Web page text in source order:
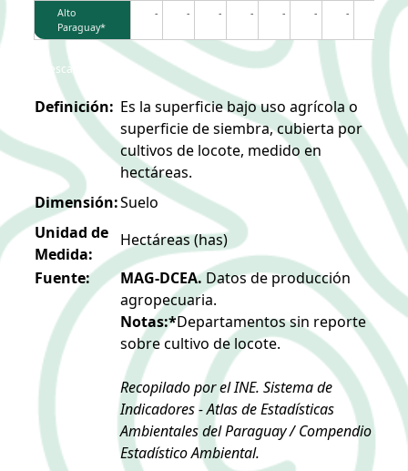
Alto
Paraguay*
- - - - - - - -
Descargar Imagen
Definición: Es la superficie bajo uso agrícola o
superficie de siembra, cubierta por
cultivos de locote, medido en
hectáreas.
Dimensión:Suelo
Unidad de
Medida:
Hectáreas (has)
Fuente:
MAG-DCEA.Datos de producción
agropecuaria.
Notas:*Departamentos sin reporte
sobre cultivo de locote.
Recopilado por el INE. Sistema de
Indicadores - Atlas de Estadísticas
Ambientales del Paraguay / Compendio
Estadístico Ambiental.